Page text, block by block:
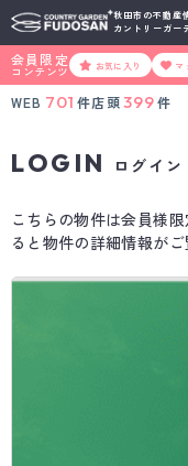
秋田市の不動産
カントリーガー
会員限定
コンテンツ お気に入り マ
WEB 701 件店頭399 件
LOGIN ログイン
こちらの物件は会員様
ると物件の詳細情報がご